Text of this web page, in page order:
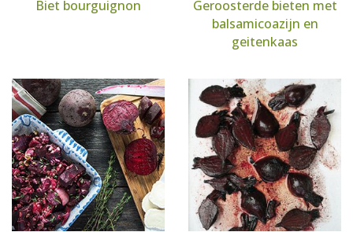
Biet bourguignon
Geroosterde bieten met
balsamicoazijn en
geitenkaas